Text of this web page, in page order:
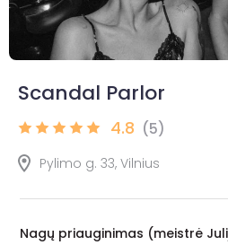
Scandal Parlor
4.8 (5)
Pylimo g. 33, Vilnius
Nagų priauginimas (meistrė